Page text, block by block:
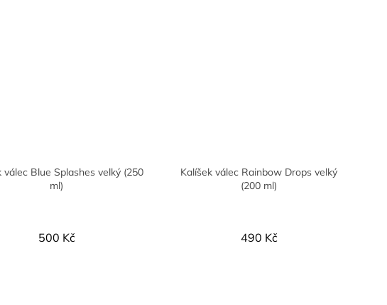
válec Blue Splashes velký (250
ml)
500 Kč
Kalíšek válec Rainbow Drops velký
(200 ml)
490 Kč